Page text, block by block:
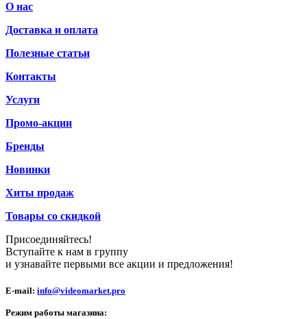
О нас
Доставка и оплата
Полезные статьи
Контакты
Услуги
Промо-акции
Бренды
Новинки
Хиты продаж
Товары со скидкой
Присоединяйтесь!
Вступайте к нам в группу
и узнавайте первыми все акции и предложения!
E-mail: info@videomarket.pro
Режим работы магазина: